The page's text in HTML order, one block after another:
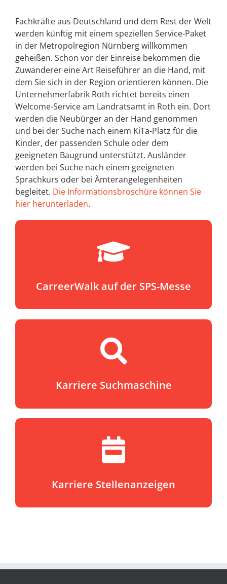
Fachkräfte aus Deutschland und dem Rest der Welt
werden künftig mit einem speziellen Service-Paket
in der Metropolregion Nürnberg willkommen
geheißen. Schon vor der Einreise bekommen die
Zuwanderer eine Art Reiseführer an die Hand, mit
dem Sie sich in der Region orientieren können. Die
Unternehmerfabrik Roth richtet bereits einen
Welcome-Service am Landratsamt in Roth ein. Dort
werden die Neubürger an der Hand genommen
und bei der Suche nach einem KiTa-Platz für die
Kinder, der passenden Schule oder dem
geeigneten Baugrund unterstützt. Ausländer
werden bei Suche nach einem geeigneten
Sprachkurs oder bei Ämterangelegenheiten
begleitet. Die Informationsbroschüre können Sie
hier herunterladen.
CarreerWalk auf der SPS-Messe
Karriere Suchmaschine
Karriere Stellenanzeigen